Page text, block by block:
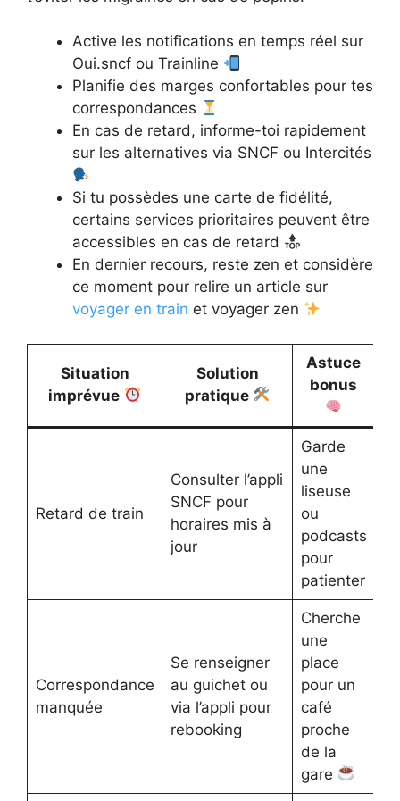
Active les notifications en temps réel sur
Oui.sncf ou Trainline
Planifie des marges confortables pour tes
correspondances
En cas de retard, informe-toi rapidement
sur les alternatives via SNCF ou Intercités
Si tu possèdes une carte de fidélité,
certains services prioritaires peuvent être
accessibles en cas de retard
En dernier recours, reste zen et considère
ce moment pour relire un article sur
voyager en train et voyager zen
Situation
imprévue
Solution
pratique
Astuce
bonus
Retard de train
Consulter l’appli
SNCF pour
horaires mis à
jour
Garde
une
liseuse
ou
podcasts
pour
patienter
Correspondance
manquée
Se renseigner
au guichet ou
via l’appli pour
rebooking
Cherche
une
place
pour un
café
proche
de la
gare